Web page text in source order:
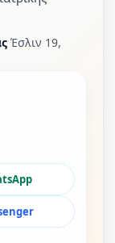
Έσλιν 19,